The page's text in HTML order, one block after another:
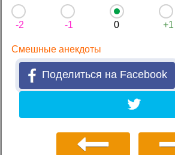
-2 -1 0 +1
Смешные анекдоты
Поделиться на Facebook